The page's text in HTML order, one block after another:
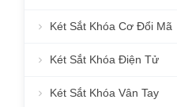
Két Sắt Khóa Cơ Đổi Mã
Két Sắt Khóa Điện Tử
Két Sắt Khóa Vân Tay